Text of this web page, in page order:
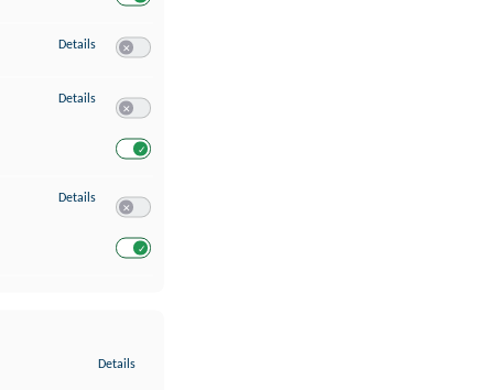
Details zu Messung der Performance von Inhalten
Details zu Analyse von Zielgruppen durch Statistiken oder Kombinationen von
Details zu Entwicklung und Verbesserung der Angebote
Details